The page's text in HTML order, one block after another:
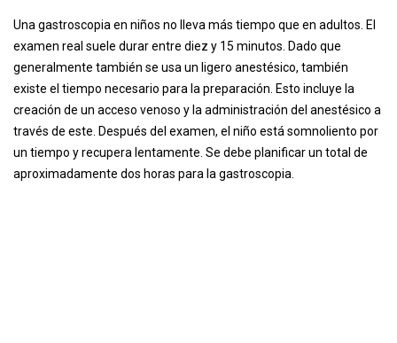
Una gastroscopia en niños no lleva más tiempo que en adultos. El
examen real suele durar entre diez y 15 minutos. Dado que
generalmente también se usa un ligero anestésico, también
existe el tiempo necesario para la preparación. Esto incluye la
creación de un acceso venoso y la administración del anestésico a
través de este. Después del examen, el niño está somnoliento por
un tiempo y recupera lentamente. Se debe planificar un total de
aproximadamente dos horas para la gastroscopia.